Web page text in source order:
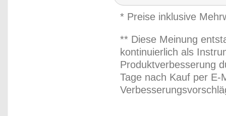
* Preise inklusive
** Diese Meinung
kontinuierlich als
Produktverbesserung
Tage nach Kauf per E-